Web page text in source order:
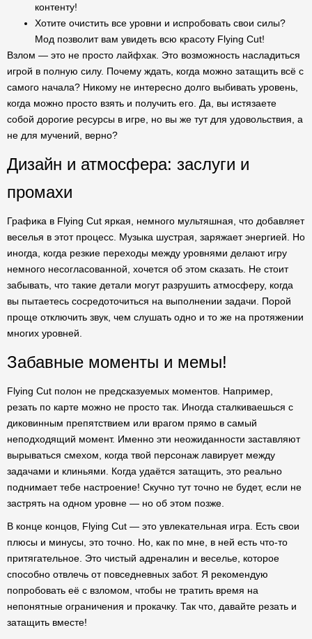
контенту!
Хотите очистить все уровни и испробовать свои силы?
Мод позволит вам увидеть всю красоту Flying Cut!
Взлом — это не просто лайфхак. Это возможность насладиться
игрой в полную силу. Почему ждать, когда можно затащить всё с
самого начала? Никому не интересно долго выбивать уровень,
когда можно просто взять и получить его. Да, вы истязаете
собой дорогие ресурсы в игре, но вы же тут для удовольствия, а
не для мучений, верно?
Дизайн и атмосфера: заслуги и
промахи
Графика в Flying Cut яркая, немного мультяшная, что добавляет
веселья в этот процесс. Музыка шустрая, заряжает энергией. Но
иногда, когда резкие переходы между уровнями делают игру
немного несогласованной, хочется об этом сказать. Не стоит
забывать, что такие детали могут разрушить атмосферу, когда
вы пытаетесь сосредоточиться на выполнении задачи. Порой
проще отключить звук, чем слушать одно и то же на протяжении
многих уровней.
Забавные моменты и мемы!
Flying Cut полон не предсказуемых моментов. Например,
резать по карте можно не просто так. Иногда сталкиваешься с
диковинным препятствием или врагом прямо в самый
неподходящий момент. Именно эти неожиданности заставляют
вырываться смехом, когда твой персонаж лавирует между
задачами и клиньями. Когда удаётся затащить, это реально
поднимает тебе настроение! Скучно тут точно не будет, если не
застрять на одном уровне — но об этом позже.
В конце концов, Flying Cut — это увлекательная игра. Есть свои
плюсы и минусы, это точно. Но, как по мне, в ней есть что-то
притягательное. Это чистый адреналин и веселье, которое
способно отвлечь от повседневных забот. Я рекомендую
попробовать её с взломом, чтобы не тратить время на
непонятные ограничения и прокачку. Так что, давайте резать и
затащить вместе!